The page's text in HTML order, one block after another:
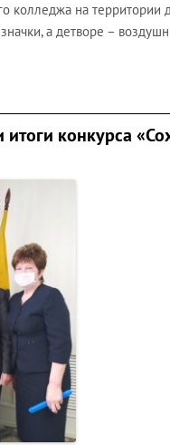
колледжа на
а детворе –
итоги конкурса